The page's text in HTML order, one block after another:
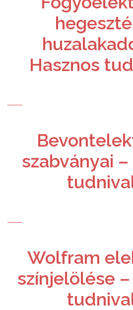
Hasznos
szabványai
Wolfram
színjelölése